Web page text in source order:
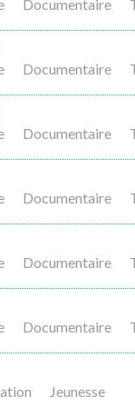
Documentaire
Documentaire
Documentaire
Documentaire
Documentaire
Documentaire
Jeunesse